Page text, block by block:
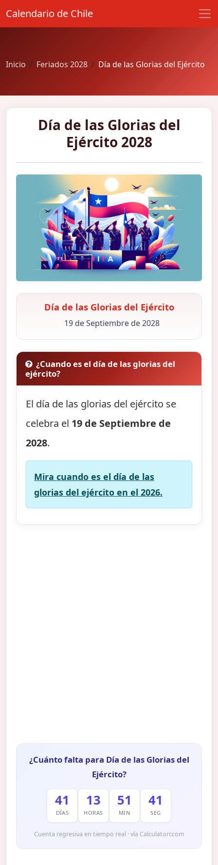
Calendario de Chile
Inicio Feriados 2028 Día de las Glorias del Ejército
Día de las Glorias del
Ejército 2028
Día de las Glorias del Ejército
19 de Septiembre de 2028
¿Cuando es el día de las glorias del
ejército?
El día de las glorias del ejército se
celebra el 19 de Septiembre de
2028.
Mira cuando es el día de las
glorias del ejército en el 2026.
¿Cuánto falta para Día de las Glorias del
Ejército?
41
DÍAS
13
HORAS
51
MIN
40
SEG
Cuenta regresiva en tiempo real · vía Calculatorr.com